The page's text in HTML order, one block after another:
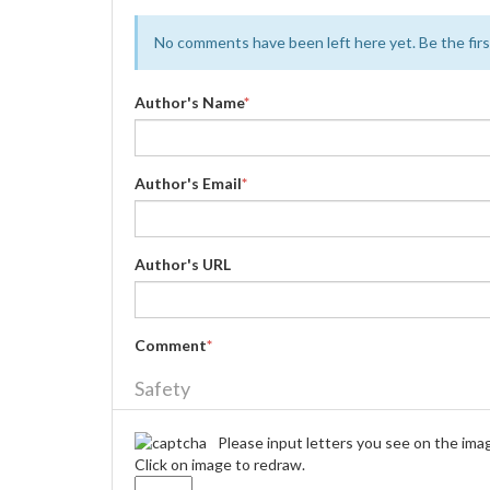
No comments have been left here yet. Be the
Author's Name*
Author's Email*
Author's URL
Comment*
Safety
Please input letters you see on the
Click on image to redraw.